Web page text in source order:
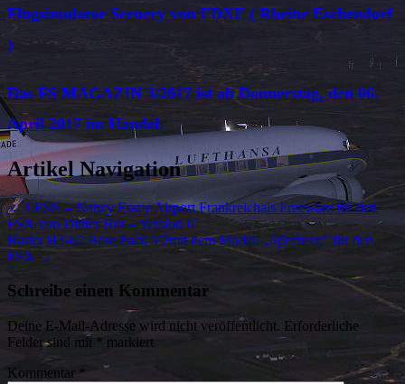
Flugsimulator Scenery von EDXE ( Rheine Eschendorf
)
Das FS MAGAZIN 3/2017 ist ab Donnerstag, den 06.
April 2017 im Handel.
Artikel Navigation
← LFSN – Nancy Essey Airport Frankreichals Freeware für den
FSX von Didier Bur – Version II
Basler BT-67 Base Pack V2mit dem Modell „Spectrem“ für den
FSX →
Schreibe einen Kommentar
Deine E-Mail-Adresse wird nicht veröffentlicht. Erforderliche
Felder sind mit * markiert
Kommentar *